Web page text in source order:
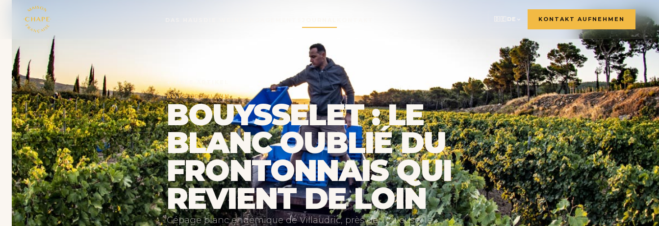
🇩🇪 DE
🇸🇪
🇩🇪
🇳🇱
🇳🇴
KONTAKT AUFNEHMEN
← ALLE ARTIKEL
AUTOUR DU VIN
BOUYSSELET : LE
BLANC OUBLIÉ DU
FRONTONNAIS QUI
REVIENT DE LOIN
Cépage blanc endémique de Villaudric, près de Toulouse, le